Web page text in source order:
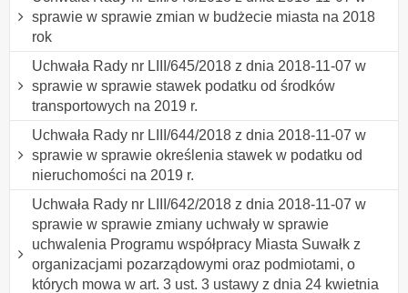
sprawie w sprawie zmian w budżecie miasta na 2018
rok
Uchwała Rady nr LIII/645/2018 z dnia 2018-11-07 w
sprawie w sprawie stawek podatku od środków
transportowych na 2019 r.
Uchwała Rady nr LIII/644/2018 z dnia 2018-11-07 w
sprawie w sprawie określenia stawek w podatku od
nieruchomości na 2019 r.
Uchwała Rady nr LIII/642/2018 z dnia 2018-11-07 w
sprawie w sprawie zmiany uchwały w sprawie
uchwalenia Programu współpracy Miasta Suwałk z
organizacjami pozarządowymi oraz podmiotami, o
których mowa w art. 3 ust. 3 ustawy z dnia 24 kwietnia